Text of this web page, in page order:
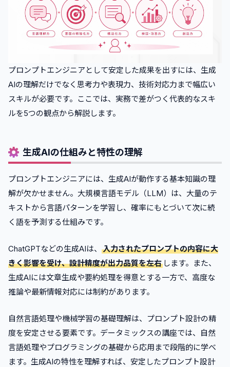
プロンプトエンジニアとして安定した成果を出すには、生成
AIの理解だけでなく思考力や表現力、技術対応力まで幅広い
スキルが必要です。ここでは、実務で差がつく代表的なスキ
ルを5つの観点から解説します。
生成AIの仕組みと特性の理解
プロンプトエンジニアには、生成AIが動作する基本知識の理
解が欠かせません。大規模言語モデル（LLM）は、大量のテ
キストから言語パターンを学習し、確率にもとづいて次に続
く語を予測する仕組みです。
ChatGPTなどの生成AIは、
入力されたプロンプトの内容に大
きく影響を受け、設計精度が出力品質を左右 します。また、
生成AIには文章生成や要約処理を得意とする一方で、高度な
推論や最新情報対応には制約があります。
自然言語処理や機械学習の基礎理解は、プロンプト設計の精
度を安定させる要素です。データミックスの講座では、自然
言語処理やプログラミングの基礎から応用まで段階的に学べ
ます。生成AIの特性を理解すれば、安定したプロンプト設計